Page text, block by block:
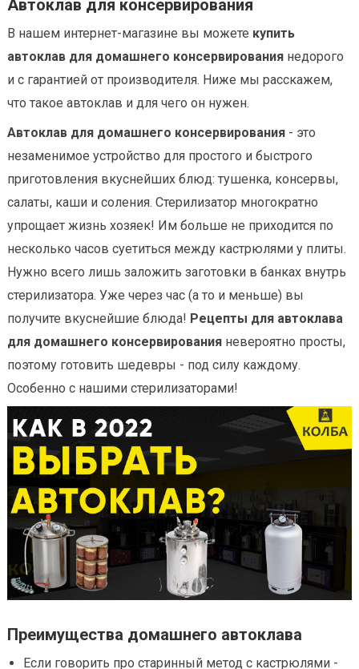
Автоклав для консервирования
В нашем интернет-магазине вы можете купить
автоклав для домашнего консервирования недорого
и с гарантией от производителя. Ниже мы расскажем,
что такое автоклав и для чего он нужен.
Автоклав для домашнего консервирования - это
незаменимое устройство для простого и быстрого
приготовления вкуснейших блюд: тушенка, консервы,
салаты, каши и соления. Стерилизатор многократно
упрощает жизнь хозяек! Им больше не приходится по
несколько часов суетиться между кастрюлями у плиты.
Нужно всего лишь заложить заготовки в банках внутрь
стерилизатора. Уже через час (а то и меньше) вы
получите вкуснейшие блюда! Рецепты для автоклава
для домашнего консервирования невероятно просты,
поэтому готовить шедевры - под силу каждому.
Особенно с нашими стерилизаторами!
Преимущества домашнего автоклава
Если говорить про старинный метод с кастрюлями -